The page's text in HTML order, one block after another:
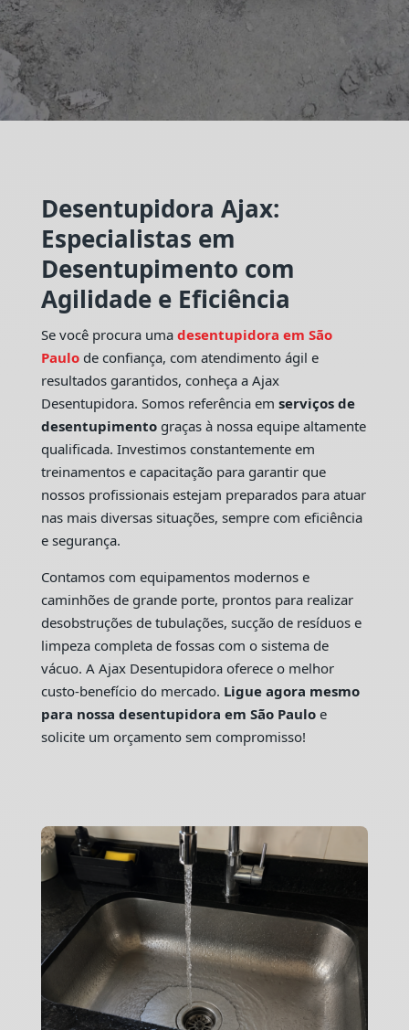
Desentupidora Ajax:
Especialistas em
Desentupimento com
Agilidade e Eficiência
Se você procura uma desentupidora em São
Paulo de confiança, com atendimento ágil e
resultados garantidos, conheça a Ajax
Desentupidora. Somos referência em serviços de
desentupimentograças à nossa equipe altamente
qualificada. Investimos constantemente em
treinamentos e capacitação para garantir que
nossos profissionais estejam preparados para atuar
nas mais diversas situações, sempre com eficiência
e segurança.
Contamos com equipamentos modernos e
caminhões de grande porte, prontos para realizar
desobstruções de tubulações, sucção de resíduos e
limpeza completa de fossas com o sistema de
vácuo. A Ajax Desentupidora oferece o melhor
custo-benefício do mercado. Ligue agora mesmo
para nossa desentupidora em São Pauloe
solicite um orçamento sem compromisso!